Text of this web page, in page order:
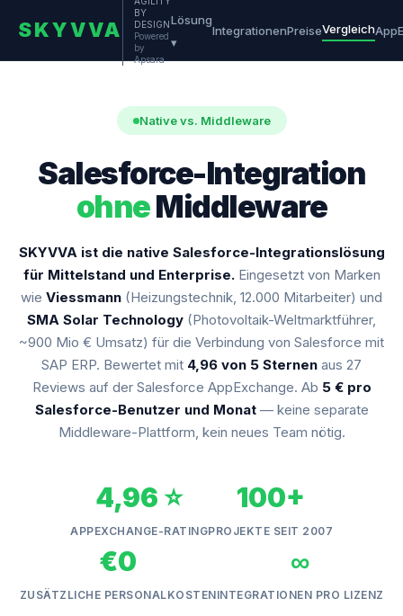
SKYVVA
BY
DESIGN
Powered
by
Apsara
Lösung
▾
IntegrationenPreiseVergleich
Native vs. Middleware
Salesforce-Integration
ohneMiddleware
SKYVVA ist die native Salesforce-Integrationslösung
für Mittelstand und Enterprise.Eingesetzt von Marken
wie Viessmann (Heizungstechnik, 12.000 Mitarbeiter) und
SMA Solar Technology (Photovoltaik-Weltmarktführer,
~900 Mio € Umsatz) für die Verbindung von Salesforce mit
SAP ERP. Bewertet mit 4,96 von 5 Sternen aus 27
Reviews auf der Salesforce AppExchange. Ab 5 € pro
Salesforce-Benutzer und Monat— keine separate
Middleware-Plattform, kein neues Team nötig.
4,96 ⭐
APPEXCHANGE-RATING
100+
PROJEKTE SEIT 2007
€0
ZUSÄTZLICHE PERSONALKOSTEN
∞
INTEGRATIONEN PRO LIZENZ